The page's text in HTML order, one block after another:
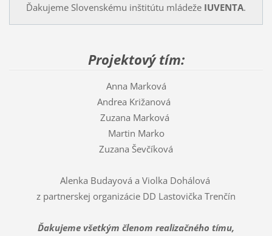
Ďakujeme Slovenskému inštitútu mládeže IUVENTA.
Projektový tím:
Anna Marková
Andrea Križanová
Zuzana Marková
Martin Marko
Zuzana Ševčíková
Alenka Budayová a Violka Dohálová
z partnerskej organizácie DD Lastovička Trenčín
Ďakujeme všetkým členom realizačného tímu,